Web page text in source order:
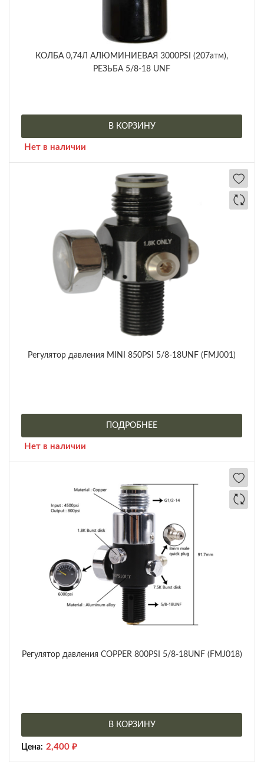
КОЛБА 0,74Л АЛЮМИНИЕВАЯ 3000PSI (207атм),
РЕЗЬБА 5/8-18 UNF
В КОРЗИНУ
Нет в наличии
Регулятор давления MINI 850PSI 5/8-18UNF (FMJ001)
ПОДРОБНЕЕ
Нет в наличии
Регулятор давления COPPER 800PSI 5/8-18UNF (FMJ018)
В КОРЗИНУ
Цена: 2,400 ₽